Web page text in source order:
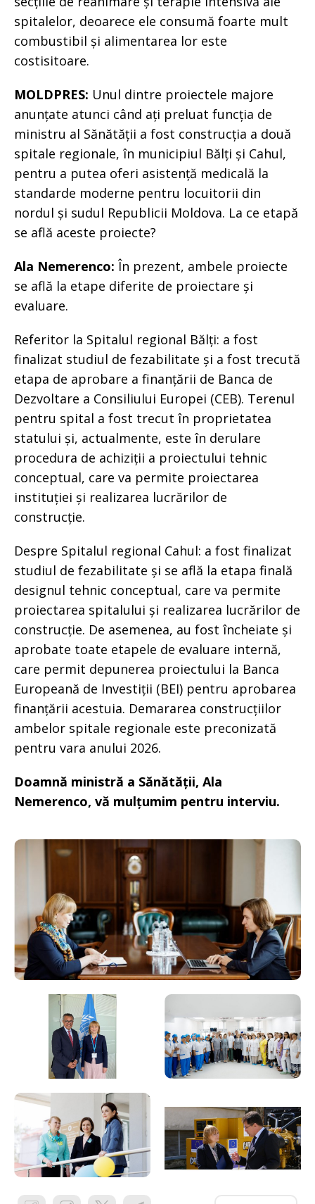
spitalelor, deoarece ele consumă foarte mult
combustibil și alimentarea lor este
costisitoare.
MOLDPRES: Unul dintre proiectele majore
anunțate atunci când ați preluat funcția de
ministru al Sănătății a fost construcția a două
spitale regionale, în municipiul Bălți și Cahul,
pentru a putea oferi asistență medicală la
standarde moderne pentru locuitorii din
nordul și sudul Republicii Moldova. La ce etapă
se află aceste proiecte?
Ala Nemerenco: În prezent, ambele proiecte
se află la etape diferite de proiectare și
evaluare.
Referitor la Spitalul regional Bălți: a fost
finalizat studiul de fezabilitate și a fost trecută
etapa de aprobare a finanțării de Banca de
Dezvoltare a Consiliului Europei (CEB). Terenul
pentru spital a fost trecut în proprietatea
statului și, actualmente, este în derulare
procedura de achiziții a proiectului tehnic
conceptual, care va permite proiectarea
instituției și realizarea lucrărilor de
construcție.
Despre Spitalul regional Cahul: a fost finalizat
studiul de fezabilitate și se află la etapa finală
designul tehnic conceptual, care va permite
proiectarea spitalului și realizarea lucrărilor de
construcție. De asemenea, au fost încheiate și
aprobate toate etapele de evaluare internă,
care permit depunerea proiectului la Banca
Europeană de Investiții (BEI) pentru aprobarea
finanțării acestuia. Demararea construcțiilor
ambelor spitale regionale este preconizată
pentru vara anului 2026.
Doamnă ministră a Sănătății, Ala
Nemerenco, vă mulțumim pentru interviu.